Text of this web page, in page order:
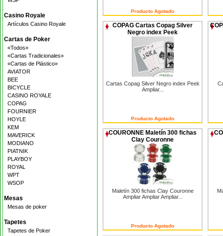
Casino Royale
Artículos Casino Royale
Cartas de Poker
«Todos»
«Cartas Tradicionales»
«Cartas de Plástico»
AVIATOR
BEE
BICYCLE
CASINO ROYALE
COPAG
FOURNIER
HOYLE
KEM
MAVERICK
MODIANO
PIATNIK
PLAYBOY
ROYAL
WPT
WSOP
Mesas
Mesas de poker
Tapetes
Tapetes de Poker
Producto Agotado
COPAG Cartas Copag Silver
Negro index Peek
Cartas Copag Silver Negro index Peek
Ampliar...
Producto Agotado
COURONNE Maletín 300 fichas
Clay Couronne
Maletín 300 fichas Clay Couronne
Ampliar Ampliar Ampliar...
Producto Agotado